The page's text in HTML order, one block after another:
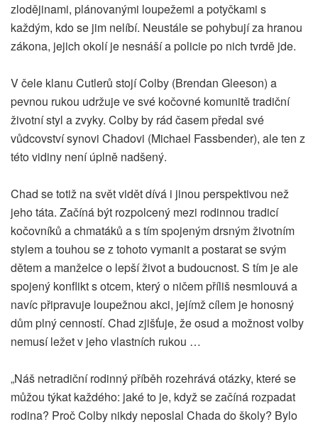
zlodějinami, plánovanými loupežemi a potyčkami s
každým, kdo se jim nelíbí. Neustále se pohybují za hranou
zákona, jejich okolí je nesnáší a policie po nich tvrdě jde.
V čele klanu Cutlerů stojí Colby (Brendan Gleeson) a
pevnou rukou udržuje ve své kočovné komunitě tradiční
životní styl a zvyky. Colby by rád časem předal své
vůdcovství synovi Chadovi (Michael Fassbender), ale ten z
této vidiny není úplně nadšený.
Chad se totiž na svět vidět dívá i jinou perspektivou než
jeho táta. Začíná být rozpolcený mezi rodinnou tradicí
kočovníků a chmatáků a s tím spojeným drsným životním
stylem a touhou se z tohoto vymanit a postarat se svým
dětem a manželce o lepší život a budoucnost. S tím je ale
spojený konflikt s otcem, který o ničem příliš nesmlouvá a
navíc připravuje loupežnou akci, jejímž cílem je honosný
dům plný cenností. Chad zjišťuje, že osud a možnost volby
nemusí ležet v jeho vlastních rukou …
„Náš netradiční rodinný příběh rozehrává otázky, které se
můžou týkat každého: jaké to je, když se začíná rozpadat
rodina? Proč Colby nikdy neposlal Chada do školy? Bylo